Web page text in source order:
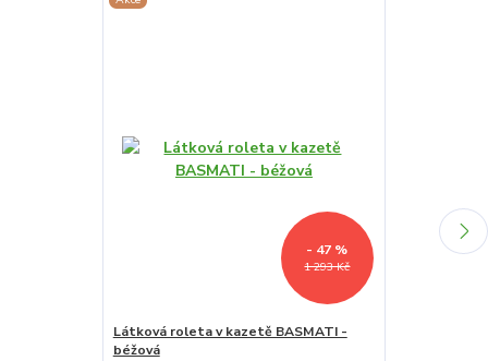
1 293 Kč
- 47 %
Látková roleta v kazetě BASMATI -
béžová